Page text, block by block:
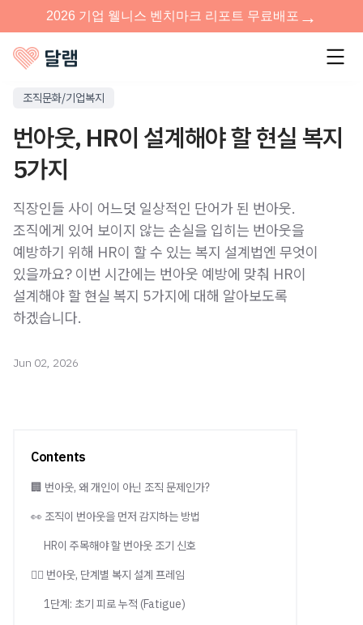
조직문화/기업복지
번아웃, HR이 설계해야 할 현실 복지
5가지
직장인들 사이 어느덧 일상적인 단어가 된 번아웃.
조직에게 있어 보이지 않는 손실을 입히는 번아웃을
예방하기 위해 HR이 할 수 있는 복지 설계법엔 무엇이
있을까요? 이번 시간에는 번아웃 예방에 맞춰 HR이
설계해야 할 현실 복지 5가지에 대해 알아보도록
하겠습니다.
Jun 02, 2026
Contents
🏢 번아웃, 왜 개인이 아닌 조직 문제인가?
👀 조직이 번아웃을 먼저 감지하는 방법
HR이 주목해야 할 번아웃 조기 신호
😮‍💨 번아웃, 단계별 복지 설계 프레임
1단계: 초기 피로 누적 (Fatigue)